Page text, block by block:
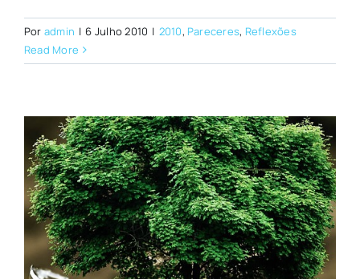
Por admin | 6 Julho 2010 | 2010, Pareceres, Reflexões
Read More